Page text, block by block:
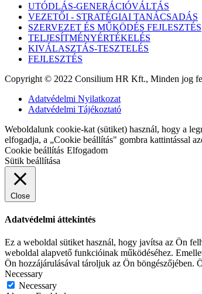
UTÓDLÁS-GENERÁCIÓVÁLTÁS
VEZETŐI - STRATÉGIAI TANÁCSADÁS
SZERVEZET ÉS MŰKÖDÉS FEJLESZTÉS
TELJESÍTMÉNYÉRTÉKELÉS
KIVÁLASZTÁS-TESZTELÉS
FEJLESZTÉS
Copyright © 2022 Consilium HR Kft., Minden jog
Adatvédelmi Nyilatkozat
Adatvédelmi Tájékoztató
Weboldalunk cookie-kat (sütiket) használ, hogy a
elfogadja, a „Cookie beállítás" gombra kattintással
Cookie beállítás Elfogadom
Sütik beállítása
Close
Adatvédelmi áttekintés
Ez a weboldal sütiket használ, hogy javítsa az Ön
weboldal alapvető funkcióinak működéséhez.
Ön hozzájárulásával tároljuk az Ön böngészőjében.
Necessary
Necessary